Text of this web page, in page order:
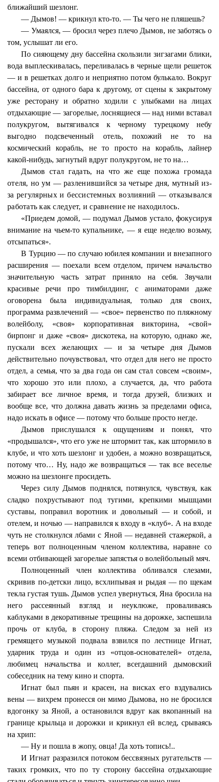
ближайший шезлонг.
— Дымов! — крикнул кто-то. — Ты чего не пляшешь?
— Умаялся, — бросил через плечо Дымов, не заботясь о
том, услышат ли его.
По сияющему дну бассейна скользили зигзагами блики,
вода выплескивалась, переливалась в черные щели решеток
— и в решетках долго и неприятно потом булькало. Вокруг
бассейна, от одного бара к другому, от сцены к закрытому
уже ресторану и обратно ходили с улыбками на лицах
отдыхающие — загорелые, лоснящиеся — над ними вставал
полукругом, вытягивался к черному турецкому небу
выгодно подсвеченный отель, похожий не то на
космический корабль, не то просто на корабль, лайнер
какой-нибудь, загнутый вдруг полукругом, не то на…
Дымов стал гадать, на что же еще похожа громада
отеля, но ум — разленившийся за четыре дня, мутный из-
за регулярных и бессистемных возлияний — отказывался
работать как следует, и сравнение не находилось.
«Приедем домой, — подумал Дымов устало, фокусируя
внимание на чьем-то купальнике, — я еще неделю возьму,
отсыпаться».
В Турцию — по случаю юбилея компании и внезапного
расширения — поехали всем отделом, причем начальство
значительную часть затрат приняло на себя. Звучали
красивые речи про тимбилдинг, с аниматорами даже
оговорена была индивидуальная, только для своих,
программа развлечений — «свое» первенство по пляжному
волейболу, «своя» корпоративная викторина, «свой»
бирпонг и даже «своя» дискотека, на которую, однако же,
пускали всех желающих — и за четыре дня Дымов
действительно почувствовал, что отдел для него не просто
отдел, а семья, что за два года он сам стал совсем «своим»,
что хорошо это или плохо, а случается, да, что работа
забирает все личное время, и тогда друзей, близких и
вообще все, что должна давать жизнь за пределами офиса,
надо искать в офисе — потому что больше просто негде.
Дымов прислушался к ощущениям и понял, что
«продышался», что его уже не штормит так, как штормило в
клубе, и что хоть шезлонг и удобен, а можно возвращаться,
потому что… Ну, надо же возвращаться — так все веселье
можно на шезлонге просидеть.
Через силу Дымов поднялся, потянулся, чувствуя, как
сладко похрустывают под тугими, крепкими мышцами
суставы, поправил воротник и довольный — и собой, и
отелем, и ночью — направился к входу в «клуб». А на входе
чуть не столкнулся лбами с Яной — недавней стажеркой, а
теперь вот полноценным членом коллектива, наравне со
всеми отбивающей загорелые запястья о волейбольный мяч.
Полноценный член коллектива обливался слезами,
скривив по-детски лицо, всхлипывая и рыдая — по щекам
текла густая тушь. Дымов успел увернуться, Яна бросила на
него рассеянный взгляд и неуклюже, проваливаясь
каблуками в декоративные трещины на дорожке, заспешила
прочь от клуба, в сторону пляжа. Следом за ней из
гремящего музыкой подвала взвился по лестнице Игнат,
ударник труда и один из «отцов-основателей» отдела,
любимец начальства и коллег, всегдашний дымовский
собеседник на тему кино и спорта.
Игнат был пьян и красен, на висках его вздувались
вены — вихрем пронесся он мимо Дымова, но не бросился
вдогонку за Яной, а остановился вдруг как вкопанный на
границе крыльца и дорожки и крикнул ей вслед, срываясь
на хрип:
— Ну и пошла в жопу, овца! Да хоть топись!..
И Игнат разразился потоком бессвязных ругательств —
таких громких, что по ту сторону бассейна отдыхающие